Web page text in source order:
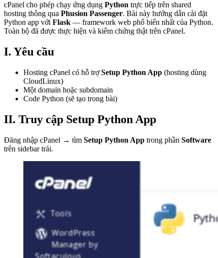
cPanel cho phép chạy ứng dụng Python trực tiếp trên shared
hosting thông qua Phusion Passenger. Bài này hướng dẫn cài đặt
Python app với Flask — framework web phổ biến nhất của Python.
Toàn bộ đã được thực hiện và kiểm chứng thật trên cPanel.
I. Yêu cầu
Hosting cPanel có hỗ trợSetup Python App (hosting dùng
CloudLinux)
Một domain hoặc subdomain
Code Python (sẽ tạo trong bài)
II. Truy cập Setup Python App
Đăng nhập cPanel → tìm Setup Python App trong phần Software
trên sidebar trái.